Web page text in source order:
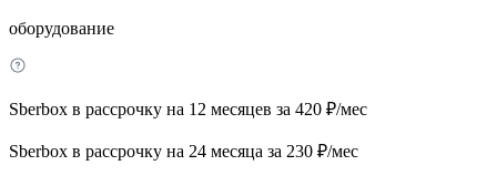
оборудование
Sberbox в рассрочку на 12 месяцев за 420 ₽/мес
Sberbox в рассрочку на 24 месяца за 230 ₽/мес